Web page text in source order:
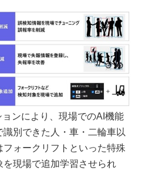
ンにより、現場でのAI機能
別できた人・車・二輪車以
ォークリフトといった特殊
現場で追加学習させられ